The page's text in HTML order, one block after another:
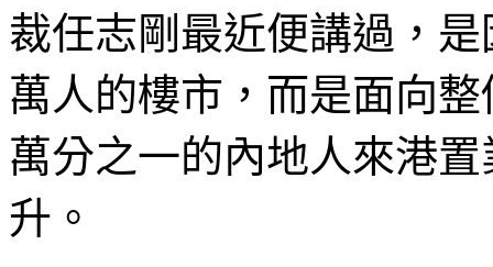
裁任志剛最近便講過，
萬人的樓市，而是面向
萬分之一的內地人來港
升。